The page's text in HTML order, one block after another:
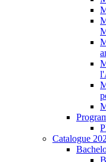
Catalogue